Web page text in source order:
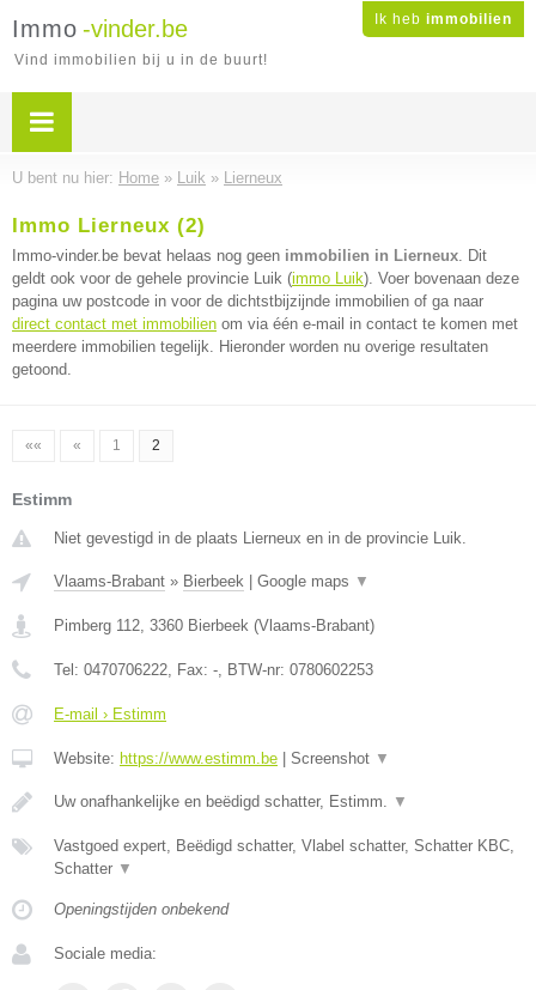
Ik heb immobilien
Immo -vinder.be
Vind immobilien bij u in de buurt!
U bent nu hier: Home » Luik » Lierneux
Immo Lierneux (2)
Immo-vinder.be bevat helaas nog geen immobilien in Lierneux. Dit
geldt ook voor de gehele provincie Luik (immo Luik). Voer bovenaan deze
pagina uw postcode in voor de dichtstbijzijnde immobilien of ga naar
direct contact met immobilien om via één e-mail in contact te komen met
meerdere immobilien tegelijk. Hieronder worden nu overige resultaten
getoond.
«« « 1 2
Estimm
Niet gevestigd in de plaats Lierneux en in de provincie Luik.
Vlaams-Brabant » Bierbeek Google maps ▼
Pimberg 112, 3360 Bierbeek (Vlaams-Brabant)
Tel: 0470706222, Fax: -, BTW-nr: 0780602253
E-mail › Estimm
Website: https://www.estimm.be Screenshot ▼
Uw onafhankelijke en beëdigd schatter, Estimm. ▼
Vastgoed expert, Beëdigd schatter, Vlabel schatter, Schatter KBC,
Schatter ▼
Openingstijden onbekend
Sociale media: